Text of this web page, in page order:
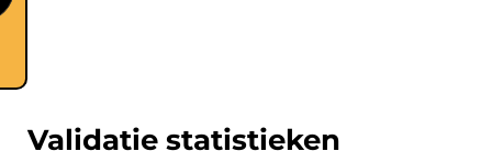
Validatie statistieken